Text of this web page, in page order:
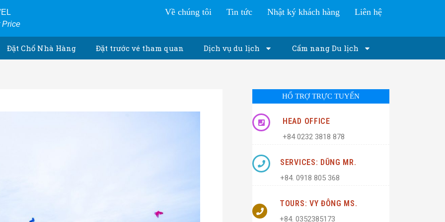
Price
Về chúng tôi Tin tức Nhật ký khách hàng Liên hệ
Đặt Chổ Nhà Hàng Đặt trước vé tham quan Dịch vụ du lịch Cẩm nang Du lịch
HỔ TRỢ TRỰC TUYẾN
HEAD OFFICE
+84 0232 3818 878
SERVICES: DŨNG MR.
+84. 0918 805 368
TOURS: VY ĐÔNG MS.
+84. 0352385173